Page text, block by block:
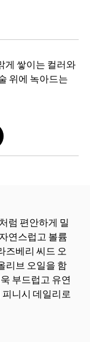
게 쌓이는 컬러와
위에 녹아드는
럼 편안하게 밀
연스럽고 볼륨
즈베리 씨드 오
리브 오일을 함
부드럽고 유연
피니시 데일리로